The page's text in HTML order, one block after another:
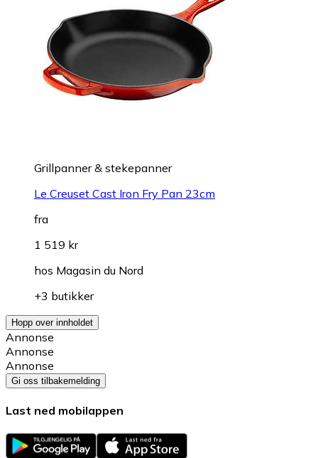
Grillpanner & stekepanner
Le Creuset Cast Iron Fry Pan 23cm
fra
1 519 kr
hos Magasin du Nord
+3 butikker
Hopp over innholdet
Annonse
Annonse
Annonse
Gi oss tilbakemelding
Last ned mobilappen